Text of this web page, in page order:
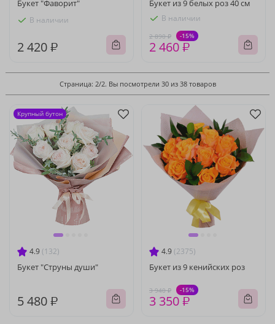
Букет "Фаворит"
В наличии
2 420 ₽
Букет из 9 белых роз 40 см
В наличии
2 890 ₽ -15%
2 460 ₽
Страница: 2/2. Вы посмотрели 30 из 38 товаров
4.9 (132)
Букет "Струны души"
5 480 ₽
Крупный бутон
4.9 (2375)
Букет из 9 кенийских роз
3 940 ₽ -15%
3 350 ₽